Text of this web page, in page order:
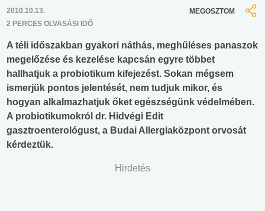
2010.10.13.
2 PERCES OLVASÁSI IDŐ
MEGOSZTOM
A téli időszakban gyakori náthás, meghűléses panaszok
megelőzése és kezelése kapcsán egyre többet
hallhatjuk a probiotikum kifejezést. Sokan mégsem
ismerjük pontos jelentését, nem tudjuk mikor, és
hogyan alkalmazhatjuk őket egészségünk védelmében.
A probiotikumokról dr. Hidvégi Edit
gasztroenterológust, a Budai Allergiaközpont orvosát
kérdeztük.
Hirdetés